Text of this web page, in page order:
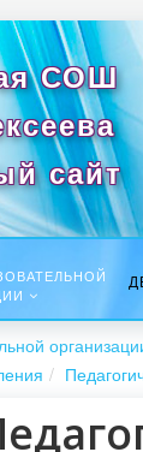
СОШ
сайт